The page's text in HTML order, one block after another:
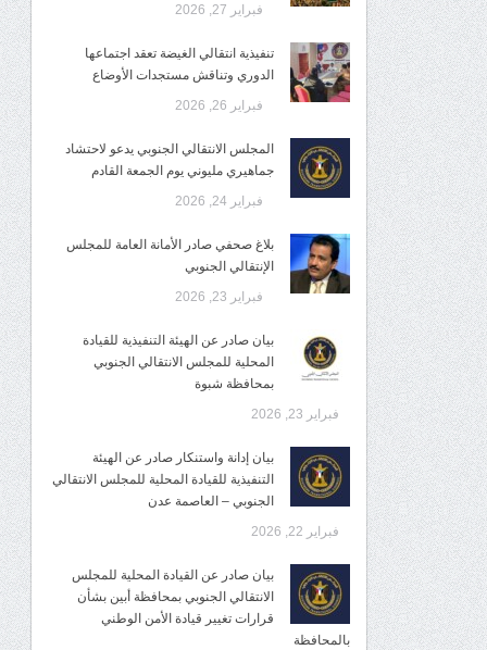
فبراير 27, 2026
تنفيذية انتقالي الغيضة تعقد اجتماعها
الدوري وتناقش مستجدات الأوضاع
فبراير 26, 2026
المجلس الانتقالي الجنوبي يدعو لاحتشاد
جماهيري مليوني يوم الجمعة القادم
فبراير 24, 2026
بلاغ صحفي صادر الأمانة العامة للمجلس
الإنتقالي الجنوبي
فبراير 23, 2026
بيان صادر عن الهيئة التنفيذية للقيادة
المحلية للمجلس الانتقالي الجنوبي
بمحافظة شبوة
فبراير 23, 2026
بيان إدانة واستنكار صادر عن الهيئة
التنفيذية للقيادة المحلية للمجلس الانتقالي
الجنوبي – العاصمة عدن
فبراير 22, 2026
بيان صادر عن القيادة المحلية للمجلس
الانتقالي الجنوبي بمحافظة أبين بشأن
قرارات تغيير قيادة الأمن الوطني
بالمحافظة